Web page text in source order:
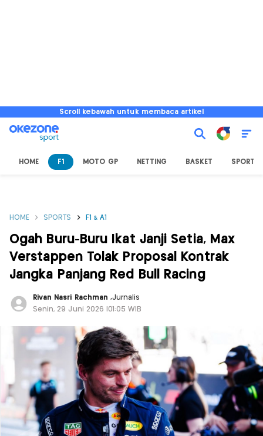
Scroll kebawah untuk membaca artikel
HOME F1 MOTO GP NETTING BASKET SPORT
HOME SPORTS F1 & A1
Ogah Buru-Buru Ikat Janji Setia, Max
Verstappen Tolak Proposal Kontrak
Jangka Panjang Red Bull Racing
Rivan Nasri Rachman ,Jurnalis
Senin, 29 Juni 2026 |01:05 WIB